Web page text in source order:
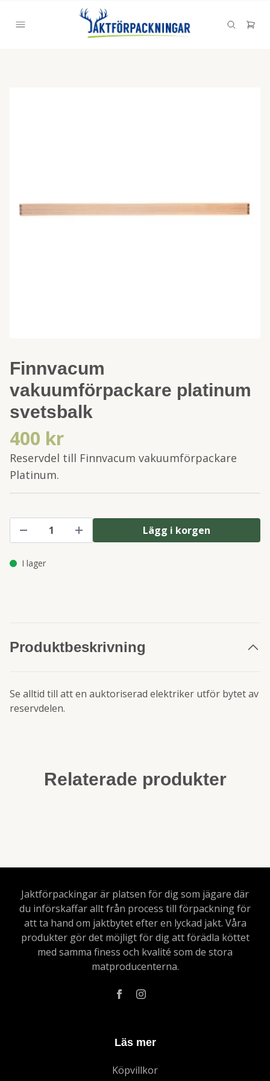
Finnvacum
vakuumförpackare platinum
svetsbalk
400 kr
Reservdel till Finnvacum vakuumförpackare
Platinum.
Lägg i korgen
I lager
Produktbeskrivning
Se alltid till att en auktoriserad elektriker utför bytet av
reservdelen.
Relaterade produkter
Jaktförpackingar är platsen för dig som jägare där
du införskaffar allt från process till förpackning för
att ta hand om jaktbytet efter en lyckad jakt. Våra
produkter gör det möjligt för dig att förädla köttet
med samma finess och kvalité som de stora
matproducenterna.
Läs mer
Köpvillkor